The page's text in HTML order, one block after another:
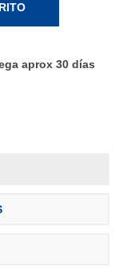
aprox 30 días